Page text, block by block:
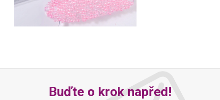
Buďte o krok napřed!